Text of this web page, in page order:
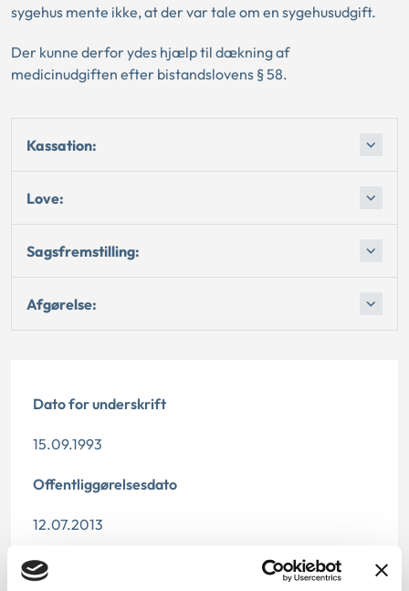
sygehus mente ikke, at der var tale om en sygehusudgift.
Der kunne derfor ydes hjælp til dækning af
medicinudgiften efter bistandslovens § 58.
Kassation:
Love:
Sagsfremstilling:
Afgørelse:
Dato for underskrift
15.09.1993
Offentliggørelsesdato
12.07.2013
Paragraf